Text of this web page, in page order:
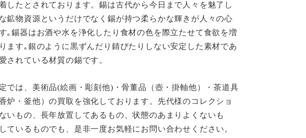
したとされております。錫は古代から今日まで人々を魅了し
鉱物資源というだけでなく錫が持つ柔らかな輝きが人々の心
｡錫器はお酒や水を浄化したり食材の色を際立たせて食欲を増
ます｡銀のように黒ずんだり錆びたりしない安定した素材であ
されている材質の錫です。
では、美術品(絵画・彫刻他)・骨董品（壺・掛軸他）・茶道具
炉・釜他）の買取を強化しております。先代様のコレクショ
いもの、長年放置してあるもの、状態のあまりよくないも
ているものでも、是非一度お気軽にお問い合わせください。